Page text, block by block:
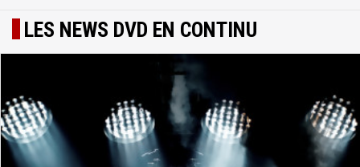
LES NEWS DVD EN CONTINU